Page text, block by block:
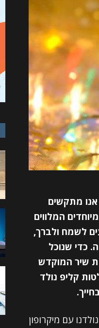
אנו מתקשים
המלווים
לשמח ולברך,
כדי שנוכל
שיר המוקדש
קליפ נולד
עם מיקרופון